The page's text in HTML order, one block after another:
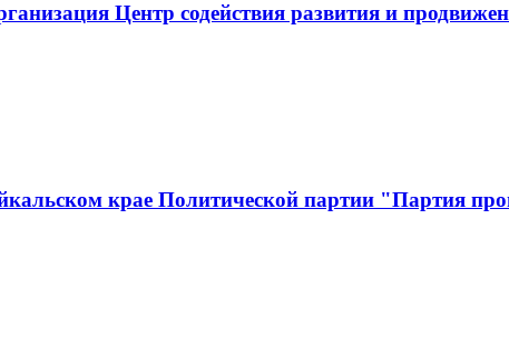
Центр содействия развития и
крае Политической партии "Партия